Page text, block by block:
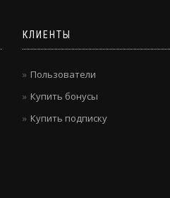
КЛИЕНТЫ
Пользователи
Купить бонусы
Купить подписку